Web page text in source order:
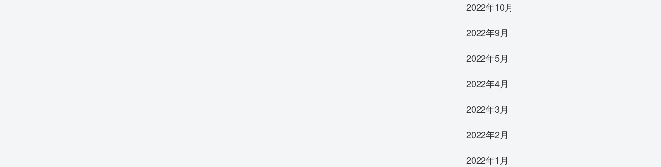
2022年10月
2022年9月
2022年5月
2022年4月
2022年3月
2022年2月
2022年1月